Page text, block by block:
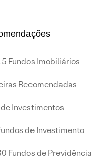
Fundos Imobiliários
Recomendadas
Investimentos
de Investimento
Fundos de Previdência